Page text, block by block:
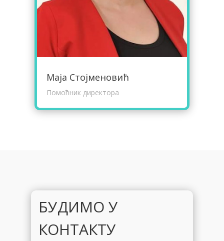
Маја Стојменовић
Помоћник директора
БУДИМО У
КОНТАКТУ